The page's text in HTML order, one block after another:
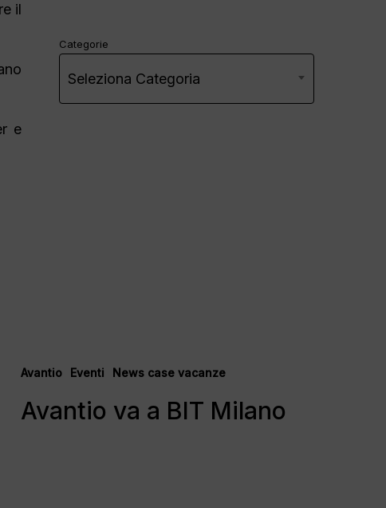
il
e
Categorie
Seleziona Categoria
Avantio Eventi News case vacanze
va
BIT
Avantio va a BIT Milano